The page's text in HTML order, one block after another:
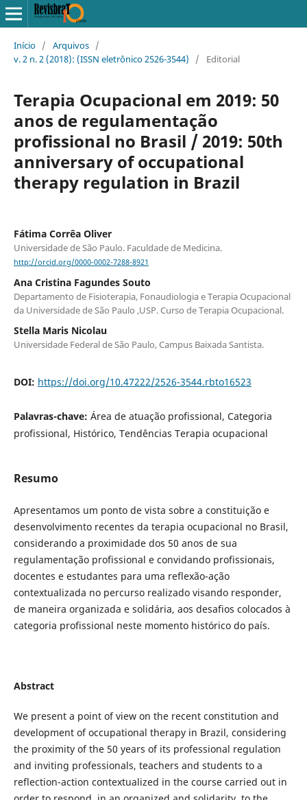
Início / Arquivos /
v. 2 n. 2 (2018): (ISSN eletrônico 2526-3544)
/ Editorial
Terapia Ocupacional em 2019: 50
anos de regulamentação
profissional no Brasil / 2019: 50th
anniversary of occupational
therapy regulation in Brazil
Fátima Corrêa Oliver
Universidade de São Paulo. Faculdade de Medicina.
http://orcid.org/0000-0002-7288-8921
Ana Cristina Fagundes Souto
Departamento de Fisioterapia, Fonaudiologia e Terapia Ocupacional
da Universidade de São Paulo ,USP. Curso de Terapia Ocupacional.
Stella Maris Nicolau
Universidade Federal de São Paulo, Campus Baixada Santista.
DOI: https://doi.org/10.47222/2526-3544.rbto16523
Palavras-chave: Área de atuação profissional, Categoria
profissional, Histórico, Tendências Terapia ocupacional
Resumo
Apresentamos um ponto de vista sobre a constituição e
desenvolvimento recentes da terapia ocupacional no Brasil,
considerando a proximidade dos 50 anos de sua
regulamentação profissional e convidando profissionais,
docentes e estudantes para uma reflexão-ação
contextualizada no percurso realizado visando responder,
de maneira organizada e solidária, aos desafios colocados à
categoria profissional neste momento histórico do país.
Abstract
We present a point of view on the recent constitution and
development of occupational therapy in Brazil, considering
the proximity of the 50 years of its professional regulation
and inviting professionals, teachers and students to a
reflection-action contextualized in the course carried out in